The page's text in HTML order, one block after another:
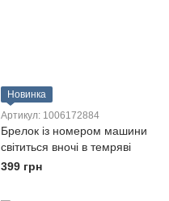
Новинка
Артикул: 1006172884
Брелок із номером машини
світиться вночі в темряві
399 грн